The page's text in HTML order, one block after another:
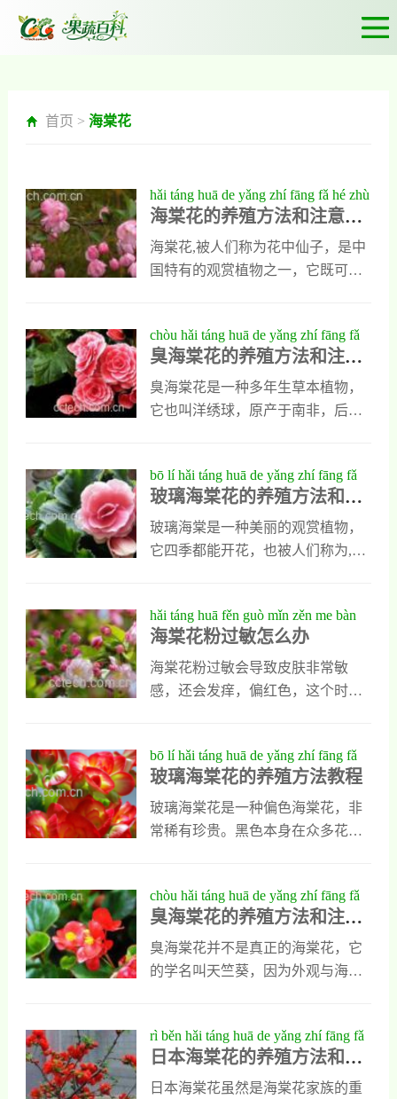
首页 > 海棠花
hǎi táng huā de yǎng zhí fāng fǎ hé zhù
yì shì xiàng yǒu něi xiē
海棠花的养殖方法和注意事
项有哪些
海棠花,被人们称为花中仙子，是中
国特有的观赏植物之一，它既可以
时候，一定要掌握它正确的养殖方
法，并要提前了解它在养殖过程中
的注意事有哪些，只有这样才能养
好海棠花。,上面详细为大家介绍了
棠花，那些喜欢海棠花想养殖海棠
花的人就试着按上面介绍的正确方
法去做吧，相信大家都能把海棠花
养好，能让它早日开花
chòu hǎi táng huā de yǎng zhí fāng fǎ
hé zhù yì shì xiàng
臭海棠花的养殖方法和注意
事项
臭海棠花是一种多年生草本植物，
它也叫洋绣球，原产于南非，后来
想在家中养殖。但是想养好臭海棠
花首选要对它的养殖方法有一个全
面的了解，而且要知道养殖臭海棠
花需要注意什么，不然很难养好，
养殖方法1、光照与温度光照与温度
是人们养殖臭海棠花是最重要的两
个条件，它是一种喜光植物，却怕
强光，平时可以把它放在阳光充足
到室内，要避免阳光
bō lí hǎi táng huā de yǎng zhí fāng fǎ
hé zhù yì shì xiàng yǒu něi xiē
玻璃海棠花的养殖方法和注
意事项有哪些
玻璃海棠是一种美丽的观赏植物，
它四季都能开花，也被人们称为,四
但想养好玻璃海棠也不是一件简单
的事情，一定要掌握玻璃海棠正确
的养殖方法，同时要知道养殖玻璃
海棠的注意事项有哪些。,养殖玻璃
种植物对土壤的要求并不高，但他
不适合栽种在粘性较强的土壤中，
最好使用疏松肥沃透气性良好的砂
质土壤来种植，另外它喜欢阳光，
hǎi táng huā fěn guò mǐn zěn me bàn
海棠花粉过敏怎么办
海棠花粉过敏会导致皮肤非常敏
感，还会发痒，偏红色，这个时候
海棠花粉有许多的作用，但很多人
不知道，海棠花粉居然还能给苹果
树授粉，也有很高的营养，但并不
是所有的人都适合吃的，尤其是容
一下。海棠花粉过敏怎么办不管是
海棠花粉过敏，还是其它疾病，大
家应该都听过这样一句话，预防大
于治疗，想想也确实是非常有道
了，最重要的是不用忍受海棠
bō lí hǎi táng huā de yǎng zhí fāng fǎ
jiào chéng
玻璃海棠花的养殖方法教程
玻璃海棠花是一种偏色海棠花，非
常稀有珍贵。黑色本身在众多花卉
合生长的环境是怎样的，种植玻璃
海棠花有什么注意点？下面我们来
给大家介绍玻璃海棠花养殖方法。
玻璃海棠花养殖方法一、玻璃海棠
很好的透气输气效果，土壤的盐度
要低，酸碱度应该是微酸比较好，
所以用用泥炭、腐熟土和沙以111混
chòu hǎi táng huā de yǎng zhí fāng fǎ
hé zhù yì shì xiàng yǒu něi xiē
臭海棠花的养殖方法和注意
事项有哪些
臭海棠花并不是真正的海棠花，它
的学名叫天竺葵，因为外观与海棠
介绍的是臭海棠的养殖方法和注意
事项，能让大家知道怎样才能养好
臭海棠花。臭海棠花的养殖方法1、
rì běn hǎi táng huā de yǎng zhí fāng fǎ
hé zhù yì shì xiàng yǒu něi xiē
日本海棠花的养殖方法和注
意事项有哪些
日本海棠花虽然是海棠花家族的重